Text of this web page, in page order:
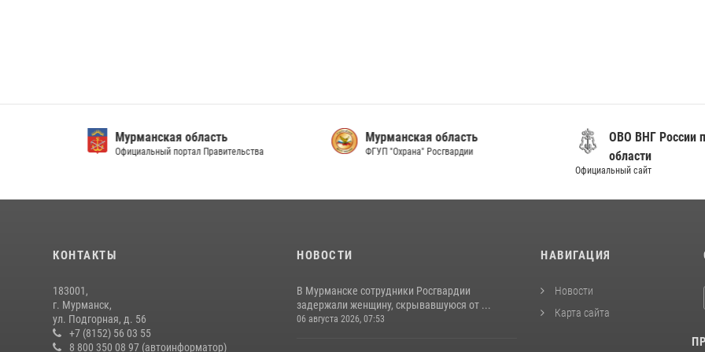
Мурманская область
Официальный портал Правительства
Мурманская область
ФГУП "Охрана" Росгвардии
ОВО ВНГ России по
области
Официальный сайт
КОНТАКТЫ
183001,
г. Мурманск,
ул. Подгорная, д. 56
+7 (8152) 56 03 55
8 800 350 08 97 (автоинформатор)
НОВОСТИ
В Мурманске сотрудники Росгвардии
задержали женщину, скрывавшуюся от ...
06 августа 2026, 07:53
НАВИГАЦИЯ
Новости
Карта сайта